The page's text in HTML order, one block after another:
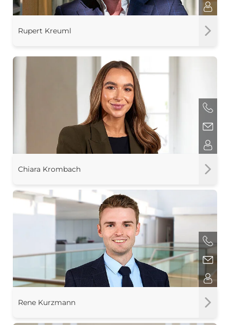
Rupert Kreuml
Chiara Krombach
Rene Kurzmann